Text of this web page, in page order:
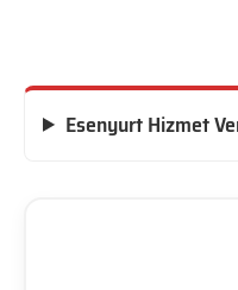
Esenyurt Hizmet